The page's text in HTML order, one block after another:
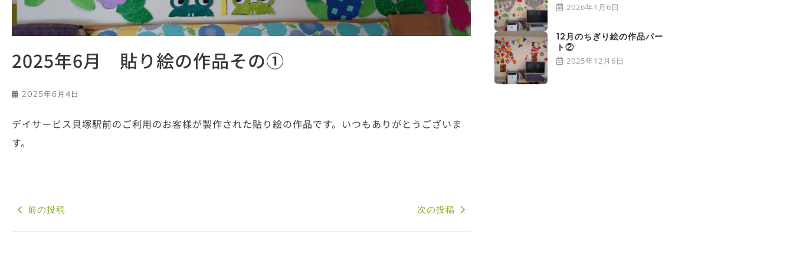
2025年6月 貼り絵の作品その①
2025年6月4日
デイサービス貝塚駅前のご利用のお客様が製作された貼り絵の作品です。いつもありがとうございま
す。
前の投稿 次の投稿
2026年1月6日
12月のちぎり絵の作品パー
ト②
2025年12月6日